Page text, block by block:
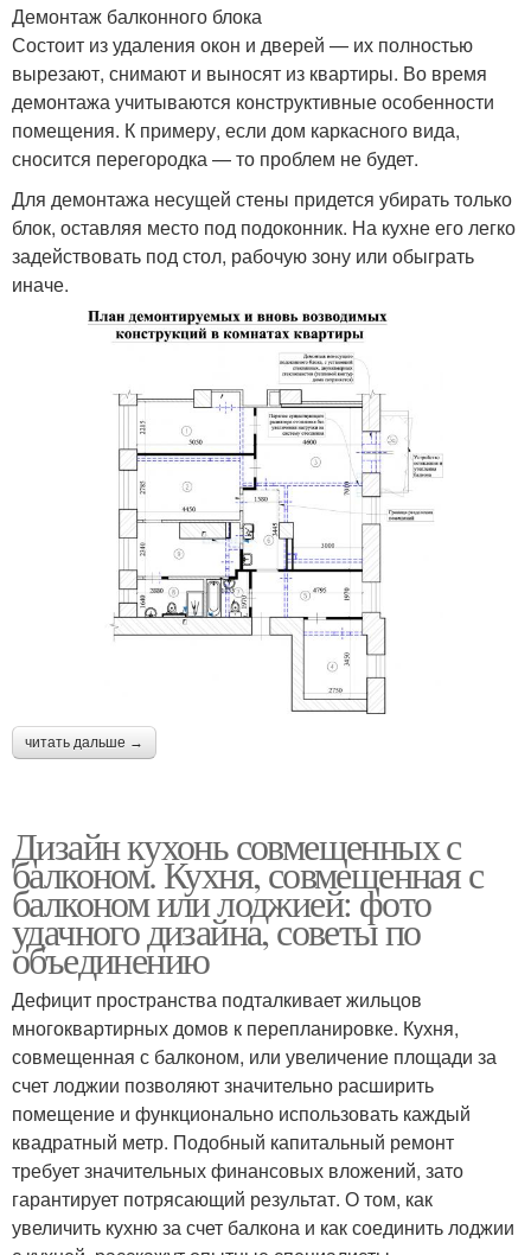
Демонтаж балконного блока
Состоит из удаления окон и дверей — их полностью
вырезают, снимают и выносят из квартиры. Во время
демонтажа учитываются конструктивные особенности
помещения. К примеру, если дом каркасного вида,
сносится перегородка — то проблем не будет.
Для демонтажа несущей стены придется убирать только
блок, оставляя место под подоконник. На кухне его легко
задействовать под стол, рабочую зону или обыграть
иначе.
читать дальше →
Дизайн кухонь совмещенных с
балконом. Кухня, совмещенная с
балконом или лоджией: фото
удачного дизайна, советы по
объединению
Дефицит пространства подталкивает жильцов
многоквартирных домов к перепланировке. Кухня,
совмещенная с балконом, или увеличение площади за
счет лоджии позволяют значительно расширить
помещение и функционально использовать каждый
квадратный метр. Подобный капитальный ремонт
требует значительных финансовых вложений, зато
гарантирует потрясающий результат. О том, как
увеличить кухню за счет балкона и как соединить лоджии